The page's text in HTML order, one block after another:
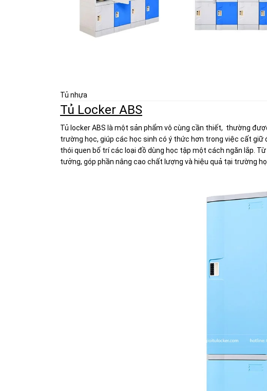
Tủ nhựa
Tủ Locker ABS
Tủ locker ABS là một sản phẩm vô cùng cần thiết, thường
trường học, giúp các học sinh có ý thức hơn trong việc cất
thói quen bố trí các loại đồ dùng học tập một cách ngăn lắp.
tưởng, góp phần nâng cao chất lượng và hiệu quả tại trường